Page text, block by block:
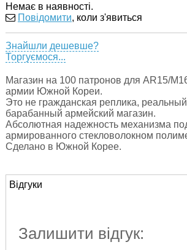
Немає в наявності.
Повідомити, коли з'явиться
Знайшли дешевше?
Торгуємося...
Магазин на 100 патронов для AR15/
армии Южной Кореи.
Это не гражданская реплика,
барабанный армейский магазин.
Абсолютная надежность механизма
армированного стекловолокном
Сделано в Южной Корее.
Відгуки
Залишити відгук: